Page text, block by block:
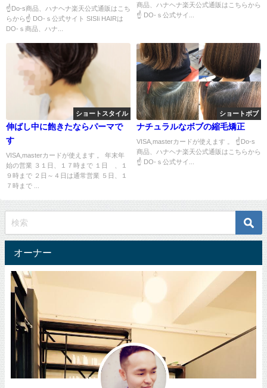
☝Do-s商品、ハナヘナ楽天公式通販はこち
らから☝ DO-ｓ公式サイト SISIi HAIRは
DO-ｓ商品、ハナ...
商品、ハナヘナ楽天公式通販はこちらから
☝ DO-ｓ公式サイ...
ショートスタイル
伸ばし中に飽きたならパーマで
す
VISA,masterカードが使えます 。 年末年
始の営業 ３１日、１７時まで １日 、１
９時まで ２日～４日は通常営業 ５日、１
７時まで ...
ショートボブ
ナチュラルなボブの縮毛矯正
VISA,masterカードが使えます 。 ☝Do-s
商品、ハナヘナ楽天公式通販はこちらから
☝ DO-ｓ公式サイ...
オーナー